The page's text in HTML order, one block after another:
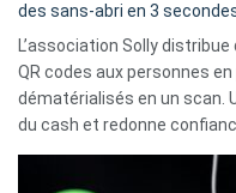
des sans-abri en 3
L’association Solly
QR codes aux personnes
dématérialisés en un scan.
du cash et redonne